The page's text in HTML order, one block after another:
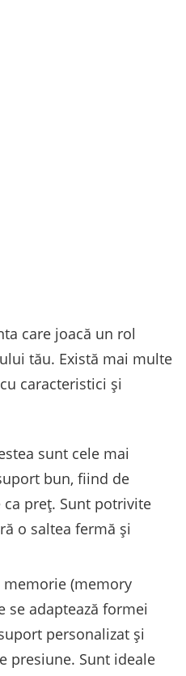
care joacă un rol
tău. Există mai multe
caracteristici și
sunt cele mai
bun, fiind de
preț. Sunt potrivite
o saltea fermă și
(memory
se adaptează formei
personalizat și
presiune. Sunt ideale